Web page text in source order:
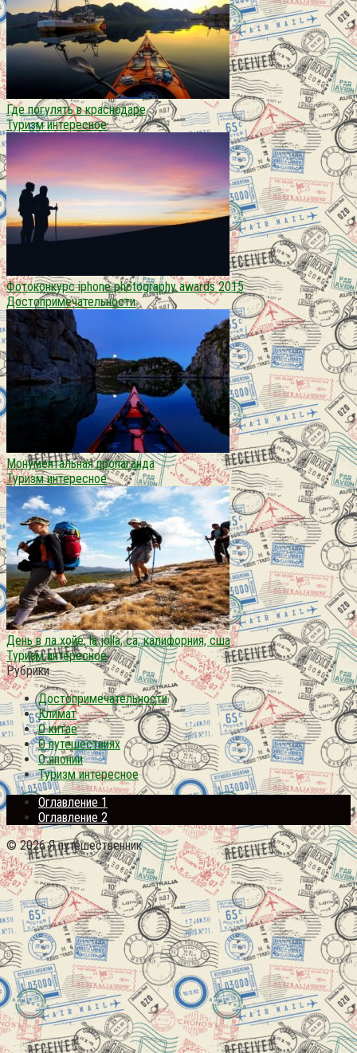
Где погулять в краснодаре
Туризм интересное
Фотоконкурс iphone photography awards 2015
Достопримечательности
Монументальная пропаганда
Туризм интересное
День в ла хойе, la jolla, ca, калифорния, сша
Туризм интересное
Рубрики
Достопримечательности
Климат
О китае
О путешествиях
О японии
Туризм интересное
Оглавление 1
Оглавление 2
© 2026 Я путешественник